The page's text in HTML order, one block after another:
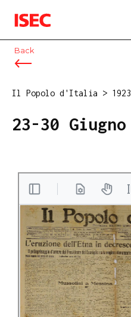
ISEC
Back
Il Popolo d'Italia > 1923
23-30 Giugno